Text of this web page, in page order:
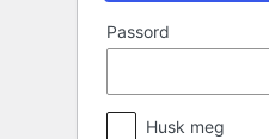
Passord
Husk meg